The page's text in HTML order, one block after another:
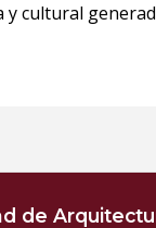
cultural
de